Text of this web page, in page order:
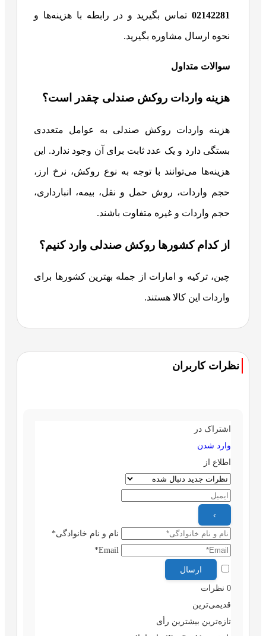
02142281 تماس بگیرید و در رابطه با هزینه‌ها و
نحوه ارسال مشاوره بگیرید.
سوالات متداول
هزینه واردات روکش صندلی چقدر است؟
هزینه واردات روکش صندلی به عوامل متعددی
بستگی دارد و یک عدد ثابت برای آن وجود ندارد. این
هزینه‌ها می‌توانند با توجه به نوع روکش، نرخ ارز،
حجم واردات، روش حمل و نقل، بیمه، انبارداری،
حجم واردات و غیره متفاوت باشند.
از کدام کشورها روکش صندلی وارد کنیم؟
چین، ترکیه و امارات از جمله بهترین کشورها برای
واردات این کالا هستند.
نظرات کاربران
اشتراک در
وارد شدن
اطلاع از
نام و نام خانوادگی*
Email*
0 نظرات
قدیمی‌ترین
تازه‌ترین بیشترین رأی